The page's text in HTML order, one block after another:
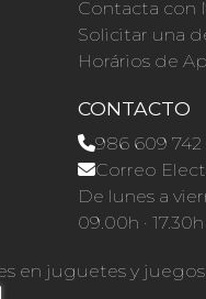
Contacta con
Solicitar una
Horários de
CONTACTO
986 609 742
Correo
De lunes a
09.00h · 17.30h
en juguetes y juegos